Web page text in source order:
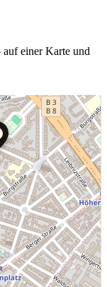
einer Karte und